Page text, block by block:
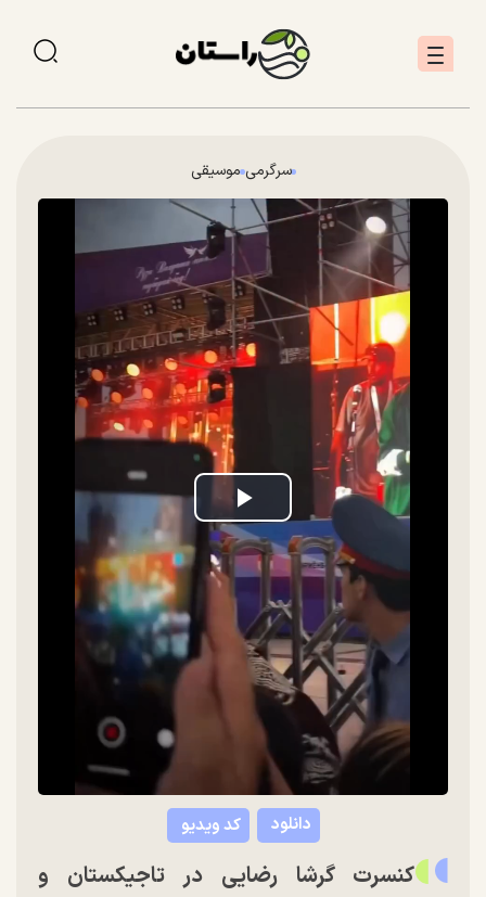
سرگرمیموسیقی
Play
Video
کد ویدیو دانلود
کنسرت گرشا رضایی در تاجیکستان و